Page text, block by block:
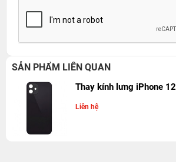
SẢN PHẨM LIÊN QUAN
Thay kính lưng iPhone 12
Liên hệ